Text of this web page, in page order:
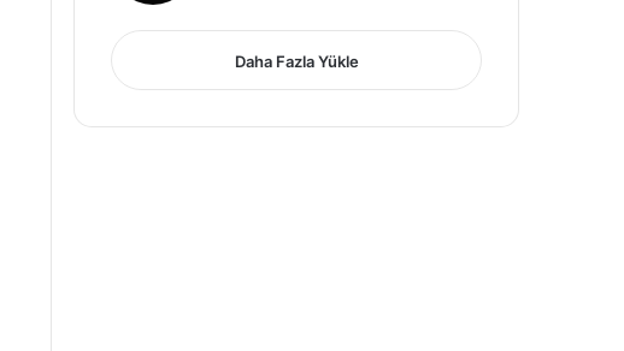
Daha Fazla Yükle